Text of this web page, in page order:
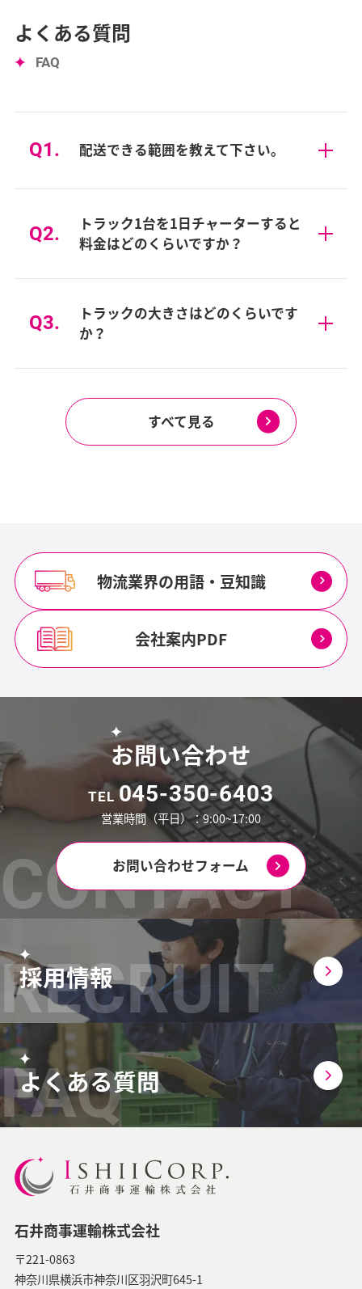
よくある質問
FAQ
配送できる範囲を教えて下さい。
トラック1台を1日チャーターすると
料金はどのくらいですか？
トラックの大きさはどのくらいです
か？
すべて見る
物流業界の用語・豆知識
会社案内PDF
お問い合わせ
TEL 045-350-6403
営業時間（平日）：9:00~17:00
お問い合わせフォーム
採用情報
よくある質問
石井商事運輸株式会社
〒221-0863
神奈川県横浜市神奈川区羽沢町645-1